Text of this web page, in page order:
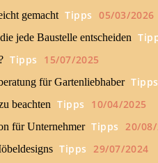
gemacht Tipps 05/03/2026
jede Baustelle entscheiden
Tipps 15/07/2025
für Gartenliebhaber Tipps
beachten Tipps 10/04/2025
für Unternehmer Tipps 20/
Tipps 29/07/2024